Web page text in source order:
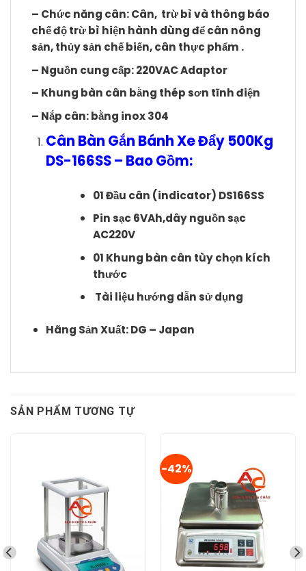
– Chức năng cân: Cân, trừ bì và thông báo
chế độ trừ bì hiện hành dùng để cân nông
sản, thủy sản chế biến, cân thực phẩm .
– Nguồn cung cấp: 220VAC Adaptor
– Khung bàn cân bằng thép sơn tĩnh điện
– Nắp cân: bằng inox 304
Cân Bàn Gắn Bánh Xe Đẩy 500Kg
DS-166SS – Bao Gồm:
01 Đầu cân (indicator) DS166SS
Pin sạc 6VAh,dây nguồn sạc
AC220V
01 Khung bàn cân tùy chọn kích
thước
Tài liệu hướng dẫn sử dụng
Hãng Sản Xuất: DG – Japan
SẢN PHẨM TƯƠNG TỰ
-42%